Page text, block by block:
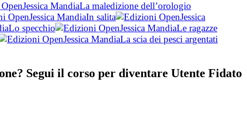
Jessica MandiaLa maledizione dell’orologio
Jessica MandiaIn salita
Jessica
Lo specchio Jessica MandiaLe ragazze
Jessica MandiaLa scia dei pesci argentati
Segui il corso per diventare Utente Fidato